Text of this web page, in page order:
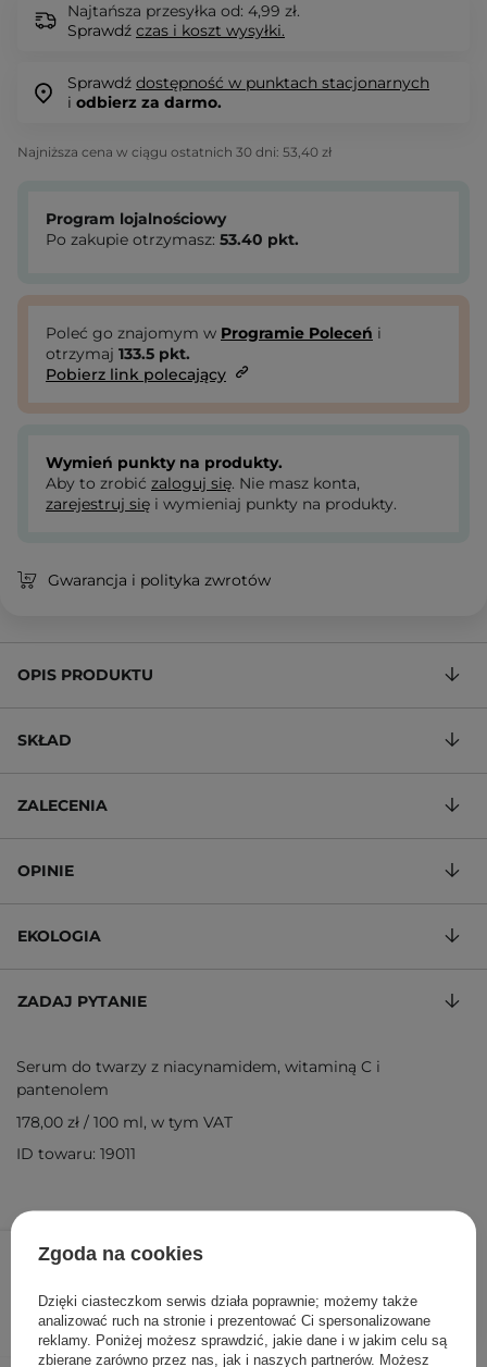
Najtańsza przesyłka od: 4,99 zł.
Sprawdź czas i koszt wysyłki.
Sprawdź dostępność w punktach stacjonarnych
i odbierz za darmo.
Najniższa cena w ciągu ostatnich 30 dni: 53,40 zł
53,40 zł 89,00 zł
DODAJ DO KOSZYKA
Program lojalnościowy
Po zakupie otrzymasz: 53.40 pkt.
Poleć go znajomym w Programie Poleceń i
otrzymaj 133.5 pkt.
Pobierz link polecający
Wymień punkty na produkty.
Aby to zrobić zaloguj się. Nie masz konta,
zarejestruj się i wymieniaj punkty na produkty.
Gwarancja i polityka zwrotów
OPIS PRODUKTU
SKŁAD
ZALECENIA
OPINIE
EKOLOGIA
ZADAJ PYTANIE
Serum do twarzy z niacynamidem, witaminą C i
pantenolem
178,00 zł / 100 ml, w tym VAT
ID towaru: 19011
Zgoda na cookies
Dzięki ciasteczkom serwis działa poprawnie; możemy także
analizować ruch na stronie i prezentować Ci spersonalizowane
reklamy. Poniżej możesz sprawdzić, jakie dane i w jakim celu są
zbierane zarówno przez nas, jak i naszych partnerów. Możesz